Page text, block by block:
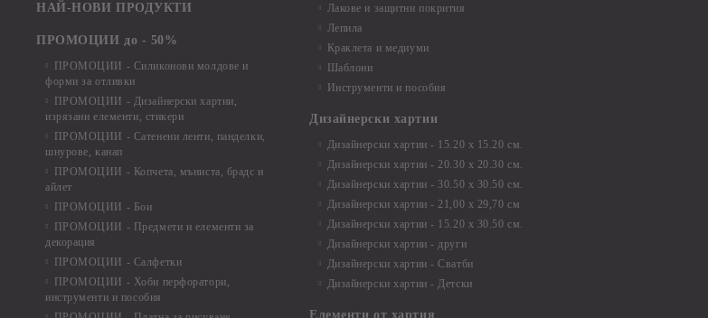
НАЙ-НОВИ ПРОДУКТИ
ПРОМОЦИИ до - 50%
ПРОМОЦИИ - Силиконови молдове и
форми за отливки
ПРОМОЦИИ - Дизайнерски хартии,
изрязани елементи, стикери
ПРОМОЦИИ - Сатенени ленти, панделки,
шнурове, канап
ПРОМОЦИИ - Копчета, мъниста, брадс и
айлет
ПРОМОЦИИ - Бои
ПРОМОЦИИ - Предмети и елементи за
декорация
ПРОМОЦИИ - Салфетки
ПРОМОЦИИ - Хоби перфоратори,
инструменти и пособия
Лакове и защитни покрития
Лепила
Краклета и медиуми
Шаблони
Инструменти и пособия
Дизайнерски хартии
Дизайнерски хартии - 15.20 х 15.20 см.
Дизайнерски хартии - 20.30 х 20.30 см.
Дизайнерски хартии - 30.50 х 30.50 см.
Дизайнерски хартии - 21,00 х 29,70 см
Дизайнерски хартии - 15.20 x 30.50 см.
Дизайнерски хартии - други
Дизайнерски хартии - Сватби
Дизайнерски хартии - Детски
Елементи от хартия